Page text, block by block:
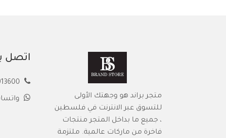
متجر براند هو وجهتك الأولى
للتسوق عبر الانترنت في فلسطين
، جميع ما بداخل المتجر منتجات
فاخرة من ماركات عالمية. ملتزمة
اتصل